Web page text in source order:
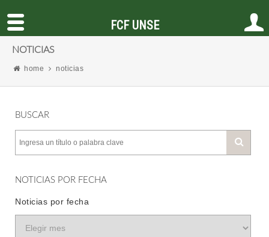
NOTICIAS
home noticias
BUSCAR
NOTICIAS POR FECHA
Noticias por fecha
FCF UNSE